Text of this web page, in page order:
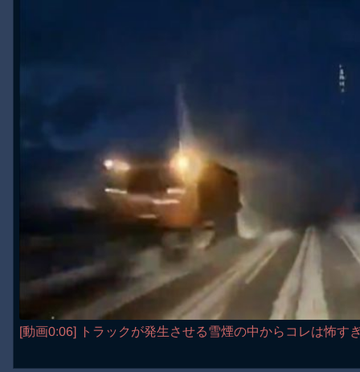
[動画0:06] トラックが発生させる雪煙の中からコレは怖す